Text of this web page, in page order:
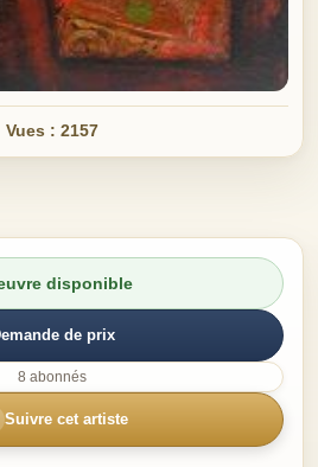
Vues : 2157
disponible
de prix
8 abonnés
Suivre cet artiste